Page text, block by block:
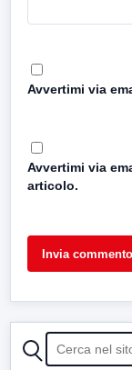
Avvertimi via
Avvertimi via
articolo.
CERCA